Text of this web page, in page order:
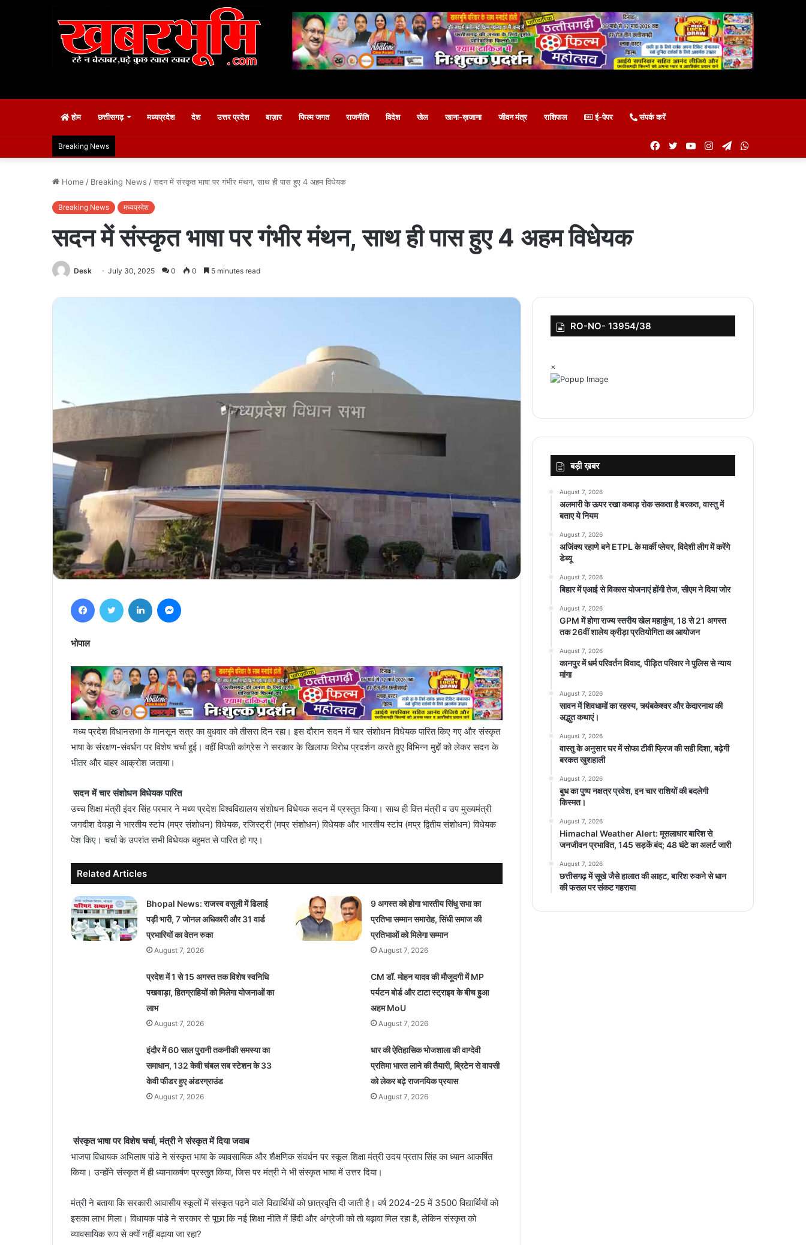
होम छत्तीसगढ़ मध्यप्रदेश देश उत्तर प्रदेश बाज़ार फिल्म जगत राजनीति विदेश खेल खाना-ख़जाना जीवन मंत्र राशिफल ई-पेपर संपर्क करें
Breaking News Telegram
Instagram
YouTube
Twitter
Facebook
Home / Breaking News /सदन में संस्कृत भाषा पर गंभीर मंथन, साथ ही पास हुए 4 अहम विधेयक
Breaking News मध्यप्रदेश
सदन में संस्कृत भाषा पर गंभीर मंथन, साथ ही पास हुए 4 अहम विधेयक
Desk July 30, 2025 0 0 5 minutes read
भोपाल
मध्य प्रदेश विधानसभा के मानसून सत्र का बुधवार को तीसरा दिन रहा। इस दौरान सदन में चार संशोधन विधेयक पारित किए गए और संस्कृत
भाषा के संरक्षण-संवर्धन पर विशेष चर्चा हुई। वहीं विपक्षी कांग्रेस ने सरकार के खिलाफ विरोध प्रदर्शन करते हुए विभिन्न मुद्दों को लेकर सदन के
भीतर और बाहर आक्रोश जताया।
सदन में चार संशोधन विधेयक पारित
उच्च शिक्षा मंत्री इंदर सिंह परमार ने मध्य प्रदेश विश्वविद्यालय संशोधन विधेयक सदन में प्रस्तुत किया। साथ ही वित्त मंत्री व उप मुख्यमंत्री
जगदीश देवड़ा ने भारतीय स्टांप (मप्र संशोधन) विधेयक, रजिस्ट्री (मप्र संशोधन) विधेयक और भारतीय स्टांप (मप्र द्वितीय संशोधन) विधेयक
पेश किए। चर्चा के उपरांत सभी विधेयक बहुमत से पारित हो गए।
Related Articles
Bhopal News: राजस्व वसूली में ढिलाई
पड़ी भारी, 7 जोनल अधिकारी और 31 वार्ड
प्रभारियों का वेतन रुका
August 7, 2026
9 अगस्त को होगा भारतीय सिंधु सभा का
प्रतिभा सम्मान समारोह, सिंधी समाज की
प्रतिभाओं को मिलेगा सम्मान
August 7, 2026
प्रदेश में 1 से 15 अगस्त तक विशेष स्वनिधि
पखवाड़ा, हितग्राहियों को मिलेगा योजनाओं का
लाभ
August 7, 2026
CM डॉ. मोहन यादव की मौजूदगी में MP
पर्यटन बोर्ड और टाटा स्ट्राइव के बीच हुआ
अहम MoU
August 7, 2026
इंदौर में 60 साल पुरानी तकनीकी समस्या का
समाधान, 132 केवी चंबल सब स्टेशन के 33
केवी फीडर हुए अंडरग्राउंड
August 7, 2026
धार की ऐतिहासिक भोजशाला की वाग्देवी
प्रतिमा भारत लाने की तैयारी, ब्रिटेन से वापसी
को लेकर बढ़े राजनयिक प्रयास
August 7, 2026
संस्कृत भाषा पर विशेष चर्चा, मंत्री ने संस्कृत में दिया जवाब
भाजपा विधायक अभिलाष पांडे ने संस्कृत भाषा के व्यावसायिक और शैक्षणिक संवर्धन पर स्कूल शिक्षा मंत्री उदय प्रताप सिंह का ध्यान आकर्षित
किया। उन्होंने संस्कृत में ही ध्यानाकर्षण प्रस्तुत किया, जिस पर मंत्री ने भी संस्कृत भाषा में उत्तर दिया।
मंत्री ने बताया कि सरकारी आवासीय स्कूलों में संस्कृत पढ़ने वाले विद्यार्थियों को छात्रवृत्ति दी जाती है। वर्ष 2024-25 में 3500 विद्यार्थियों को
इसका लाभ मिला। विधायक पांडे ने सरकार से पूछा कि नई शिक्षा नीति में हिंदी और अंग्रेजी को तो बढ़ावा मिल रहा है, लेकिन संस्कृत को
व्यावसायिक रूप से क्यों नहीं बढ़ाया जा रहा?
RO-NO- 13954/38
×
बड़ी ख़बर
August 7, 2026
अलमारी के ऊपर रखा कबाड़ रोक सकता है बरकत, वास्तु में
बताए ये नियम
August 7, 2026
अजिंक्य रहाणे बने ETPL के मार्की प्लेयर, विदेशी लीग में करेंगे
डेब्यू
August 7, 2026
बिहार में एआई से विकास योजनाएं होंगी तेज, सीएम ने दिया जोर
August 7, 2026
GPM में होगा राज्य स्तरीय खेल महाकुंभ, 18 से 21 अगस्त
तक 26वीं शालेय क्रीड़ा प्रतियोगिता का आयोजन
August 7, 2026
कानपुर में धर्म परिवर्तन विवाद, पीड़ित परिवार ने पुलिस से न्याय
मांगा
August 7, 2026
सावन में शिवधामों का रहस्य, त्र्यंबकेश्वर और केदारनाथ की
अद्भुत कथाएं।
August 7, 2026
वास्तु के अनुसार घर में सोफा टीवी फ्रिज की सही दिशा, बढ़ेगी
बरकत खुशहाली
August 7, 2026
बुध का पुष्य नक्षत्र प्रवेश, इन चार राशियों की बदलेगी
किस्मत।
August 7, 2026
Himachal Weather Alert: मूसलाधार बारिश से
जनजीवन प्रभावित, 145 सड़कें बंद; 48 घंटे का अलर्ट जारी
August 7, 2026
छत्तीसगढ़ में सूखे जैसे हालात की आहट, बारिश रुकने से धान
की फसल पर संकट गहराया